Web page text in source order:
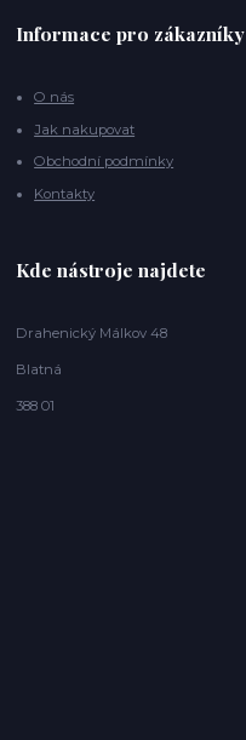
Informace pro zákazníky
O nás
Jak nakupovat
Obchodní podmínky
Kontakty
Kde nástroje najdete
Drahenický Málkov 48
Blatná
388 01